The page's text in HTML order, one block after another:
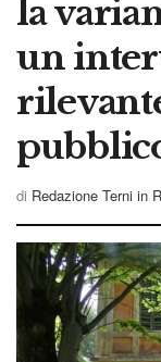
la
un
di Redazione Terni in